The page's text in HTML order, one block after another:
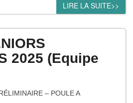
LIRE LA SUITE>>
2025 (Equipe
– POULE A